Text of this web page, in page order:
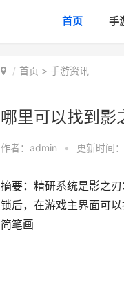
首页 手
首页 > 手游资讯
哪里可以找到影
作者： admin • 更新时间
摘要：精研系统是影之
锁后，在游戏主界面可
简笔画